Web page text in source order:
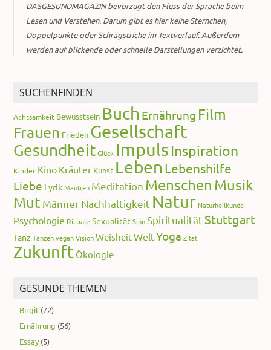
DASGESUNDMAGAZIN bevorzugt den Fluss der Sprache beim
Lesen und Verstehen. Darum gibt es hier keine Sternchen,
Doppelpunkte oder Schrägstriche im Textverlauf. Außerdem
werden auf blickende oder schnelle Darstellungen verzichtet.
SUCHENFINDEN
Achtsamkeit Bewusstsein Buch Ernährung Film
Frauen Frieden Gesellschaft
Gesundheit Glück Impuls Inspiration
Kinder Kino Kräuter Kunst Leben Lebenshilfe
Liebe Lyrik Mantren Meditation Menschen Musik
Mut MännerNachhaltigkeit Natur Naturheilkunde
Psychologie Rituale Sexualität Sinn SpiritualitätStuttgart
Tanz Tanzen vegan Vision WeisheitWeltYoga Zitat
Zukunft Ökologie
GESUNDE THEMEN
Birgit (72)
Ernährung (56)
Essay (5)